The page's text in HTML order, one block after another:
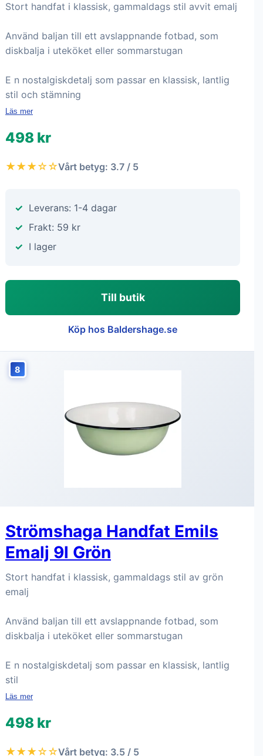
Stort handfat i klassisk, gammaldags stil avvit emalj
Använd baljan till ett avslappnande fotbad, som
diskbalja i uteköket eller sommarstugan
E n nostalgiskdetalj som passar en klassisk, lantlig
stil och stämning
Läs mer
498 kr
★★★☆☆Vårt betyg: 3.7 / 5
Leverans: 1-4 dagar
Frakt: 59 kr
I lager
Till butik
Köp hos Baldershage.se
8
Strömshaga Handfat Emils
Emalj 9l Grön
Stort handfat i klassisk, gammaldags stil av grön
emalj
Använd baljan till ett avslappnande fotbad, som
diskbalja i uteköket eller sommarstugan
E n nostalgiskdetalj som passar en klassisk, lantlig
stil
Läs mer
498 kr
★★★☆☆Vårt betyg: 3.5 / 5